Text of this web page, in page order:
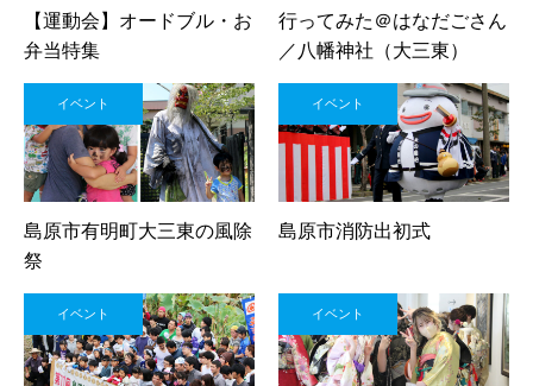
【運動会】オードブル・お
弁当特集
行ってみた＠はなだごさん
／八幡神社（大三東）
イベント
島原市有明町大三東の風除
祭
イベント
島原市消防出初式
イベント イベント